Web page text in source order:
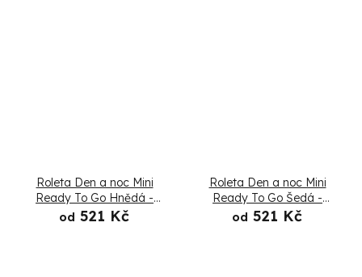
Roleta Den a noc Mini
Ready To Go Hnědá -
Složená
od 521 Kč
Roleta Den a noc Mini
Ready To Go Šedá -
Složená
od 521 Kč